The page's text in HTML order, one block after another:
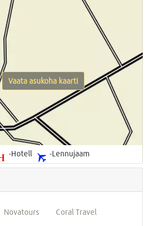
-Hotell -Lennujaam
Vaata asukoha kaarti
Novatours Coral Travel